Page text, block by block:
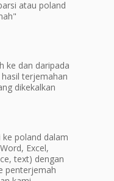
atau poland
ke dan daripada
terjemahan
dikekalkan
poland dalam
Excel,
text) dengan
penterjemah